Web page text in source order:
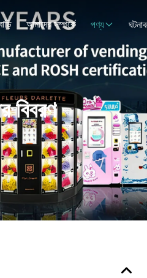
আমাদের সম্পর্কে পণ্য
বিবরণ